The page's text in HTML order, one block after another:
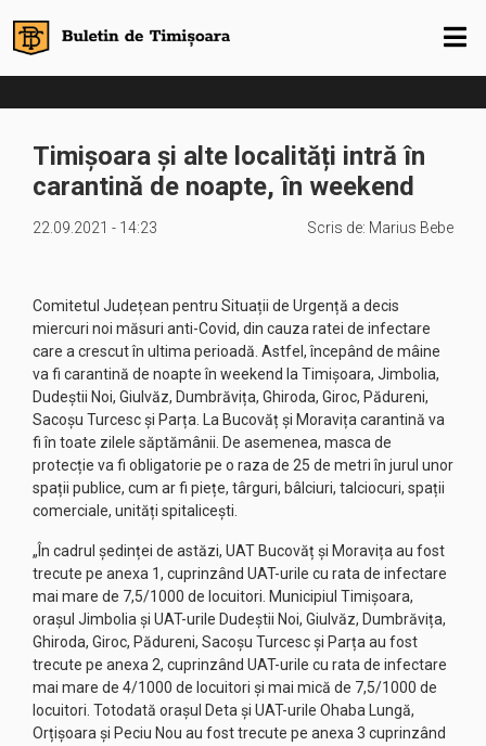
Timișoara și alte localități intră în
carantină de noapte, în weekend
22.09.2021 - 14:23 Scris de: Marius Bebe
Comitetul Județean pentru Situații de Urgență a decis
miercuri noi măsuri anti-Covid, din cauza ratei de infectare
care a crescut în ultima perioadă. Astfel, începând de mâine
va fi carantină de noapte în weekend la Timișoara, Jimbolia,
Dudeștii Noi, Giulvăz, Dumbrăvița, Ghiroda, Giroc, Pădureni,
Sacoșu Turcesc și Parța. La Bucovăț și Moravița carantină va
fi în toate zilele săptămânii. De asemenea, masca de
protecție va fi obligatorie pe o raza de 25 de metri în jurul unor
spații publice, cum ar fi piețe, târguri, bâlciuri, talciocuri, spații
comerciale, unități spitalicești.
„În cadrul ședinței de astăzi, UAT Bucovăț și Moravița au fost
trecute pe anexa 1, cuprinzând UAT-urile cu rata de infectare
mai mare de 7,5/1000 de locuitori. Municipiul Timișoara,
orașul Jimbolia și UAT-urile Dudeștii Noi, Giulvăz, Dumbrăvița,
Ghiroda, Giroc, Pădureni, Sacoșu Turcesc și Parța au fost
trecute pe anexa 2, cuprinzând UAT-urile cu rata de infectare
mai mare de 4/1000 de locuitori și mai mică de 7,5/1000 de
locuitori. Totodată orașul Deta și UAT-urile Ohaba Lungă,
Orțișoara și Peciu Nou au fost trecute pe anexa 3 cuprinzând